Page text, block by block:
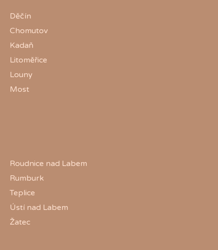
Děčín
Chomutov
Kadaň
Litoměřice
Louny
Most
Roudnice nad Labem
Rumburk
Teplice
Ústí nad Labem
Žatec